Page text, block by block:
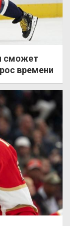
сможет
времени